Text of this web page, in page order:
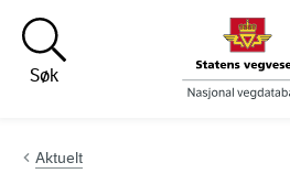
Hopp til innhold
Søk
Aktuelt